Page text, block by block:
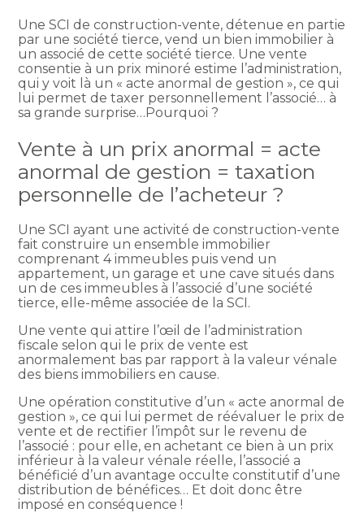
Une SCI de construction-vente, détenue en partie
par une société tierce, vend un bien immobilier à
un associé de cette société tierce. Une vente
consentie à un prix minoré estime l’administration,
qui y voit là un « acte anormal de gestion », ce qui
lui permet de taxer personnellement l’associé… à
sa grande surprise…Pourquoi ?
Vente à un prix anormal = acte
anormal de gestion = taxation
personnelle de l’acheteur ?
Une SCI ayant une activité de construction-vente
fait construire un ensemble immobilier
comprenant 4 immeubles puis vend un
appartement, un garage et une cave situés dans
un de ces immeubles à l’associé d’une société
tierce, elle-même associée de la SCI.
Une vente qui attire l’œil de l’administration
fiscale selon qui le prix de vente est
anormalement bas par rapport à la valeur vénale
des biens immobiliers en cause.
Une opération constitutive d’un « acte anormal de
gestion », ce qui lui permet de réévaluer le prix de
vente et de rectifier l’impôt sur le revenu de
l’associé : pour elle, en achetant ce bien à un prix
inférieur à la valeur vénale réelle, l’associé a
bénéficié d’un avantage occulte constitutif d’une
distribution de bénéfices… Et doit donc être
imposé en conséquence !